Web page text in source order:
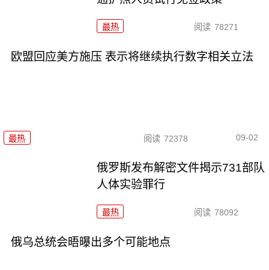
最热 阅读 78271
欧盟回应美方施压 表示将继续执行数字相关立法
最热 阅读 72378 09-02
俄罗斯发布解密文件揭示731部队
人体实验罪行
最热 阅读 78092
俄乌总统会晤曝出多个可能地点